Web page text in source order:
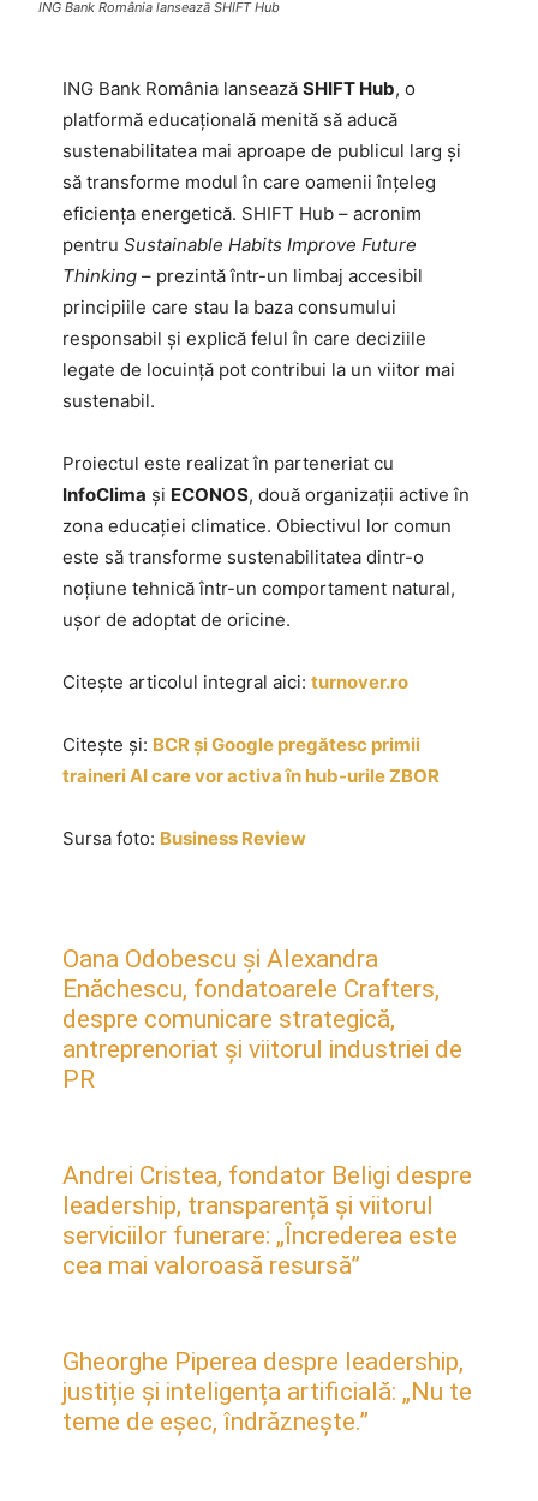
ING Bank România lansează SHIFT Hub
ING Bank România lansează SHIFT Hub, o
platformă educațională menită să aducă
sustenabilitatea mai aproape de publicul larg și
să transforme modul în care oamenii înțeleg
eficiența energetică. SHIFT Hub – acronim
pentru Sustainable Habits Improve Future
Thinking – prezintă într-un limbaj accesibil
principiile care stau la baza consumului
responsabil și explică felul în care deciziile
legate de locuință pot contribui la un viitor mai
sustenabil.
Proiectul este realizat în parteneriat cu
InfoClima și ECONOS, două organizații active în
zona educației climatice. Obiectivul lor comun
este să transforme sustenabilitatea dintr-o
noțiune tehnică într-un comportament natural,
ușor de adoptat de oricine.
Citește articolul integral aici: turnover.ro
Citește și: BCR și Google pregătesc primii
traineri AI care vor activa în hub-urile ZBOR
Sursa foto: Business Review
Oana Odobescu și Alexandra
Enăchescu, fondatoarele Crafters,
despre comunicare strategică,
antreprenoriat și viitorul industriei de
PR
Andrei Cristea, fondator Beligi despre
leadership, transparență și viitorul
serviciilor funerare: „Încrederea este
cea mai valoroasă resursă”
Gheorghe Piperea despre leadership,
justiție și inteligența artificială: „Nu te
teme de eșec, îndrăznește.”